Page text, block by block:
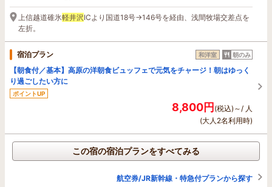
上信越道碓氷軽井沢ICより国道18号→146号を経由、浅間牧場交差点を
左折。
宿泊プラン 和洋室 朝のみ
【朝食付／基本】高原の洋朝食ビュッフェで元気をチャージ！朝はゆっく
り過ごしたい方に
ポイントUP
8,800円(税込)～/ 人
(大人2名利用時)
この宿の宿泊プランをすべてみる
航空券/JR新幹線・特急付プランから探す